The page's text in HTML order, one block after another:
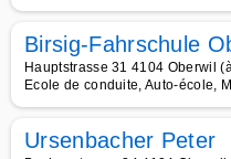
Birsig-Fahrschule
Hauptstrasse 31 4104 Oberwil
Ecole de conduite, Auto-école,
Ursenbacher Peter